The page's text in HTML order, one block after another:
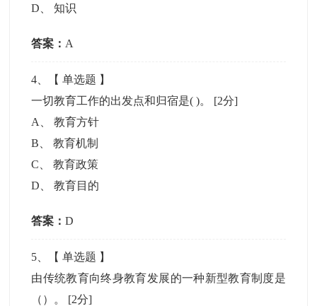
D 、知识
答案： A
4 、【单选题 】
一切教育工作的出发点和归宿是( )。 [2分]
A
、教育方针
B 、教育机制
C 、教育政策
D 、教育目的
答案：D
5 、【单选题 】
由传统教育向终身教育发展的一种新型教育制度是
（）。 [2分]